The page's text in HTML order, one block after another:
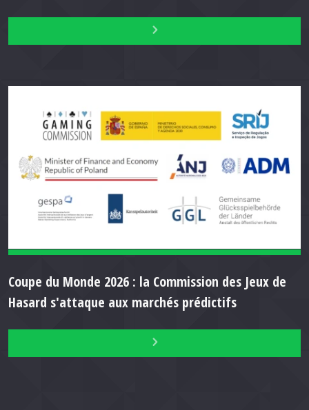
Coupe du Monde 2026 : la Commission des Jeux de
Hasard s'attaque aux marchés prédictifs